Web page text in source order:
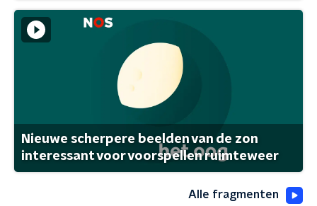
Nieuwe scherpere beelden van de zon
interessant voor voorspellen ruimteweer
Alle fragmenten